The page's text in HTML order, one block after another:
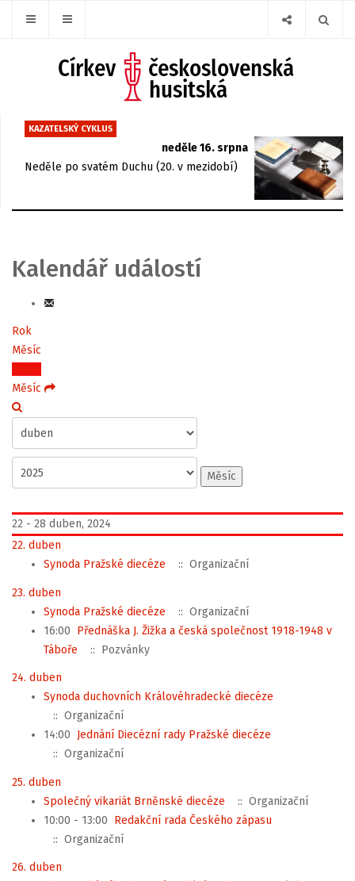
KAZATELSKÝ CYKLUS
neděle 16. srpna
Neděle po svatém Duchu (20. v mezidobí)
Kalendář událostí
Rok
Měsíc
Týden
Měsíc
Měsíc
22 - 28 duben, 2024
22. duben
Synoda Pražské diecéze
:: Organizační
23. duben
Synoda Pražské diecéze
:: Organizační
16:00 Přednáška J. Žižka a česká společnost 1918-1948 v
Táboře
:: Pozvánky
24. duben
Synoda duchovních Královéhradecké diecéze
:: Organizační
14:00 Jednání Diecézní rady Pražské diecéze
:: Organizační
25. duben
Společný vikariát Brněnské diecéze
:: Organizační
10:00 - 13:00 Redakční rada Českého zápasu
:: Organizační
26. duben